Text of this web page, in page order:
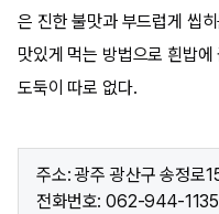
은 진한 불맛과 부드럽게 씹
맛있게 먹는 방법으로 흰밥
도둑이 따로 없다.
주소: 광주 광산구 송정로
전화번호: 062-944-1135